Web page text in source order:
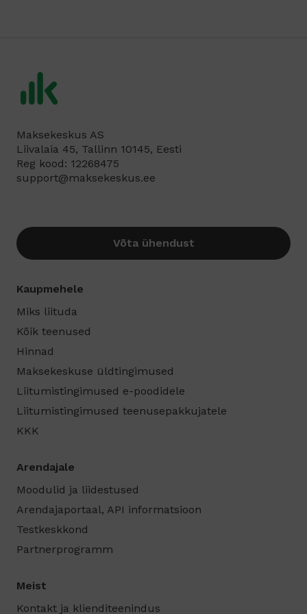
Maksekeskus AS
Liivalaia 45, Tallinn 10145, Eesti
Reg kood: 12268475
support@maksekeskus.ee
Võta ühendust
Kaupmehele
Miks liituda
Kõik teenused
Hinnad
Maksekeskuse üldtingimused
Liitumistingimused e-poodidele
Liitumistingimused teenusepakkujatele
KKK
Arendajale
Moodulid ja liidestused
Arendajaportaal, API informatsioon
Testkeskkond
Partnerprogramm
Meist
Kontakt ja klienditeenindus